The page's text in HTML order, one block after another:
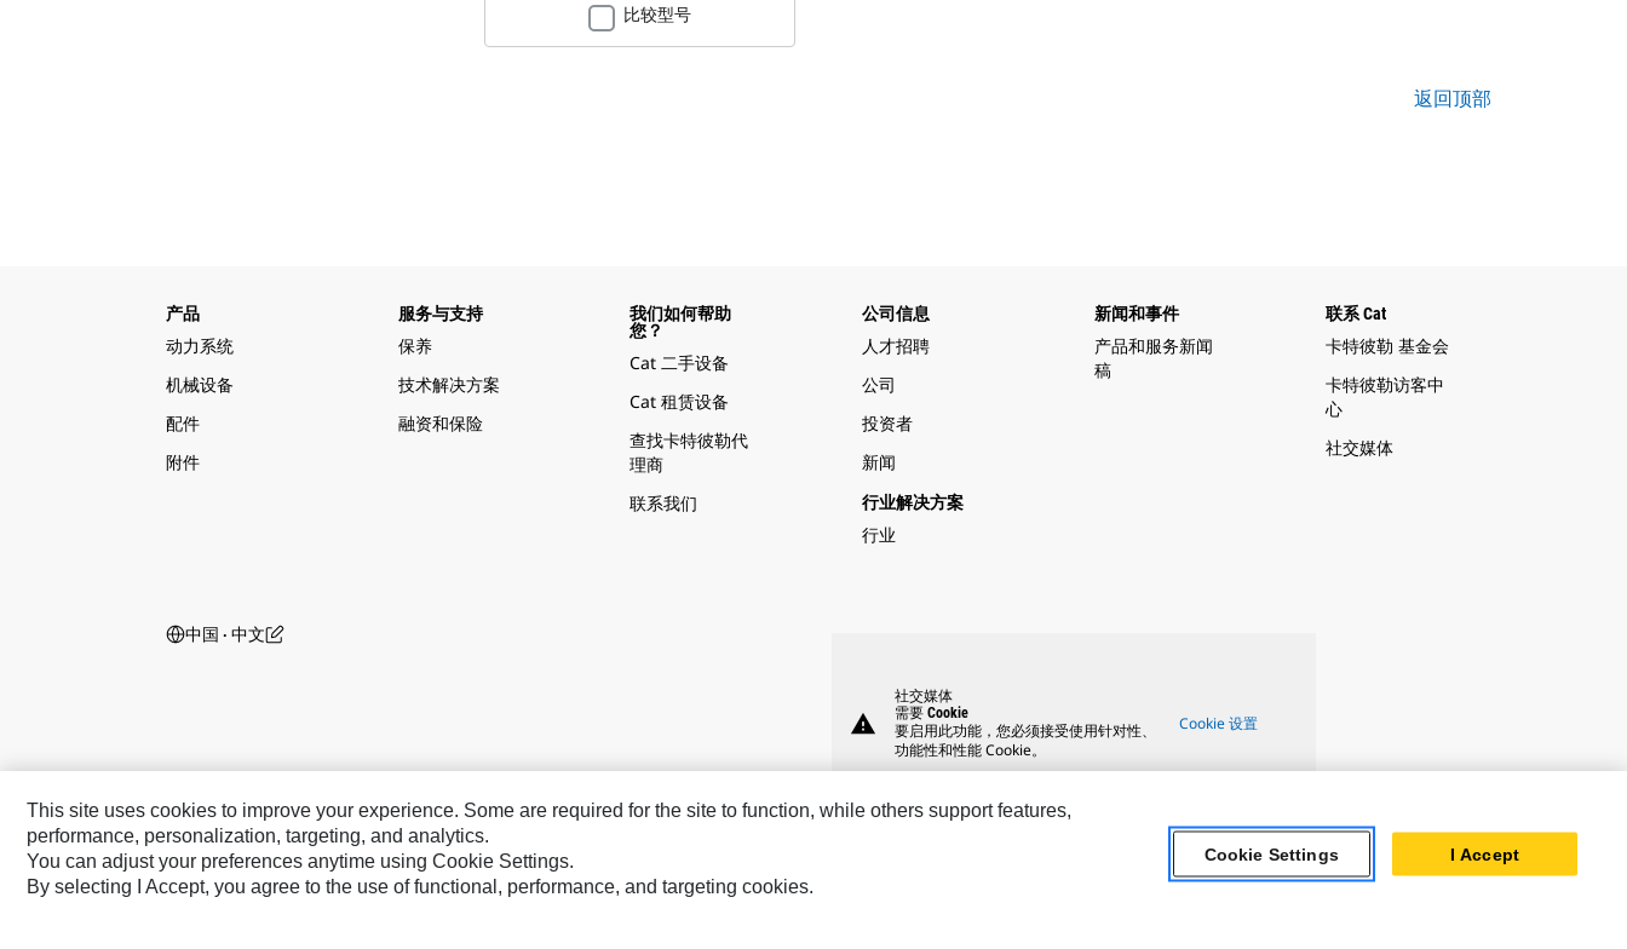
比较型号
返回顶部
产品
动力系统
机械设备
配件
附件
服务与支持
保养
技术解决方案
融资和保险
我们如何帮助
您？
Cat 二手设备
Cat 租赁设备
查找卡特彼勒代
理商
联系我们
公司信息
人才招聘
公司
投资者
新闻
行业解决方案
行业
新闻和事件
产品和服务新闻
稿
联系 Cat
卡特彼勒 基金会
卡特彼勒访客中
心
社交媒体
中国 ‧ 中文
warning
社交媒体
需要 Cookie
要启用此功能，您必须接受使用针对性、
功能性和性能 Cookie。
Cookie 设置
Caterpillar 品牌
This site uses cookies to improve your experience. Some are required for the site to function, while others support features,
performance, personalization, targeting, and analytics.
You can adjust your preferences anytime using Cookie Settings.
By selecting I Accept, you agree to the use of functional, performance, and targeting cookies.
Cookie Settings I Accept